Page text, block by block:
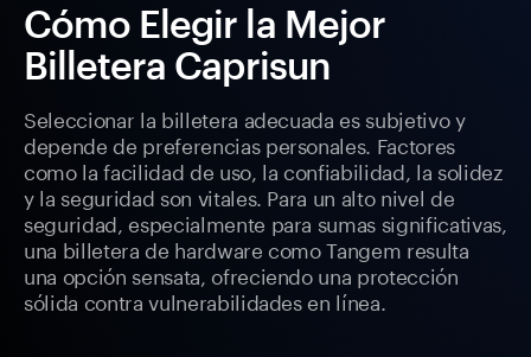
Cómo Elegir la Mejor
Billetera Caprisun
Seleccionar la billetera adecuada es subjetivo y
depende de preferencias personales. Factores
como la facilidad de uso, la confiabilidad, la solidez
y la seguridad son vitales. Para un alto nivel de
seguridad, especialmente para sumas significativas,
una billetera de hardware como Tangem resulta
una opción sensata, ofreciendo una protección
sólida contra vulnerabilidades en línea.